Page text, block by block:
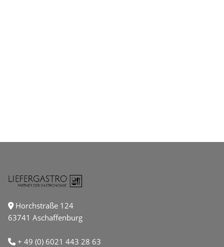
Horchstraße 124
63741 Aschaffenburg
+ 49 (0) 6021 443 28 63